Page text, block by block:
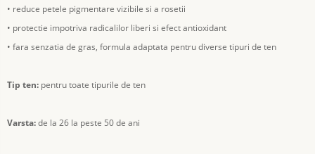
• reduce petele pigmentare vizibile si a rosetii
• protectie impotriva radicalilor liberi si efect antioxidant
• fara senzatia de gras, formula adaptata pentru diverse tipuri de ten
Tip ten: pentru toate tipurile de ten
Varsta:de la 26 la peste 50 de ani